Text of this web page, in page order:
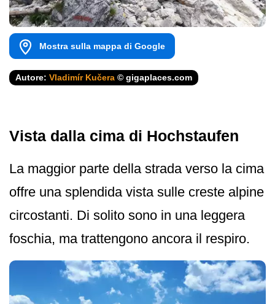
Mostra sulla mappa di Google
Autore: Vladimír Kučera © gigaplaces.com
Vista dalla cima di Hochstaufen
La maggior parte della strada verso la cima
offre una splendida vista sulle creste alpine
circostanti. Di solito sono in una leggera
foschia, ma trattengono ancora il respiro.